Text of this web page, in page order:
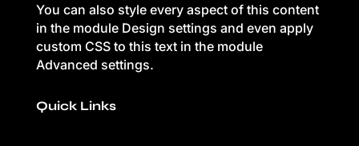
You can also style every aspect of this content
in the module Design settings and even apply
custom CSS to this text in the module
Advanced settings.
Quick Links